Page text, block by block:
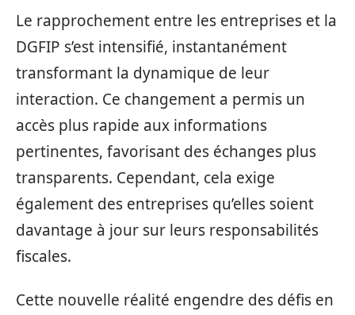
Le rapprochement entre les entreprises et la
DGFIP s’est intensifié, instantanément
transformant la dynamique de leur
interaction. Ce changement a permis un
accès plus rapide aux informations
pertinentes, favorisant des échanges plus
transparents. Cependant, cela exige
également des entreprises qu’elles soient
davantage à jour sur leurs responsabilités
fiscales.
Cette nouvelle réalité engendre des défis en